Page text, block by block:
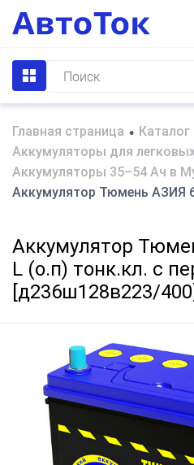
Главная страница •
Аккумуляторы для
Аккумуляторы 35–54 Ач в
Аккумулятор Тюмень АЗИЯ
Аккумулятор
L (о.п) тонк.кл. с
[д236ш128в223/400]